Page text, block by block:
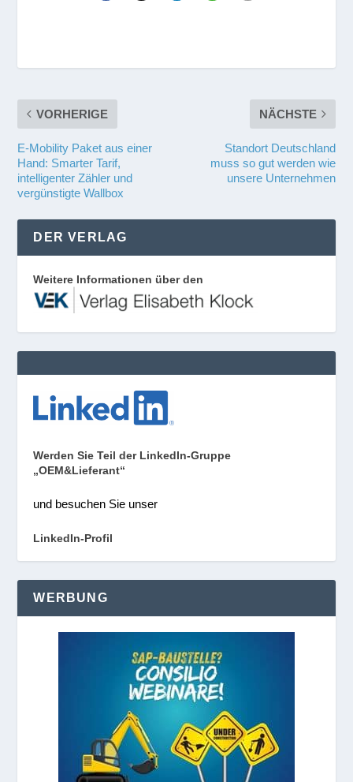
VORHERIGE
E-Mobility Paket aus einer
Hand: Smarter Tarif,
intelligenter Zähler und
vergünstigte Wallbox
NÄCHSTE
Standort Deutschland
muss so gut werden wie
unsere Unternehmen
DER VERLAG
Weitere Informationen über den
Werden Sie Teil der LinkedIn-Gruppe
„OEM&Lieferant“
und besuchen Sie unser
LinkedIn-Profil
WERBUNG